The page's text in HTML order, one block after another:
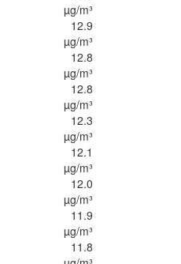
µg/m³
12.9
µg/m³
12.8
µg/m³
12.8
µg/m³
12.3
µg/m³
12.1
µg/m³
12.0
µg/m³
11.9
µg/m³
11.8